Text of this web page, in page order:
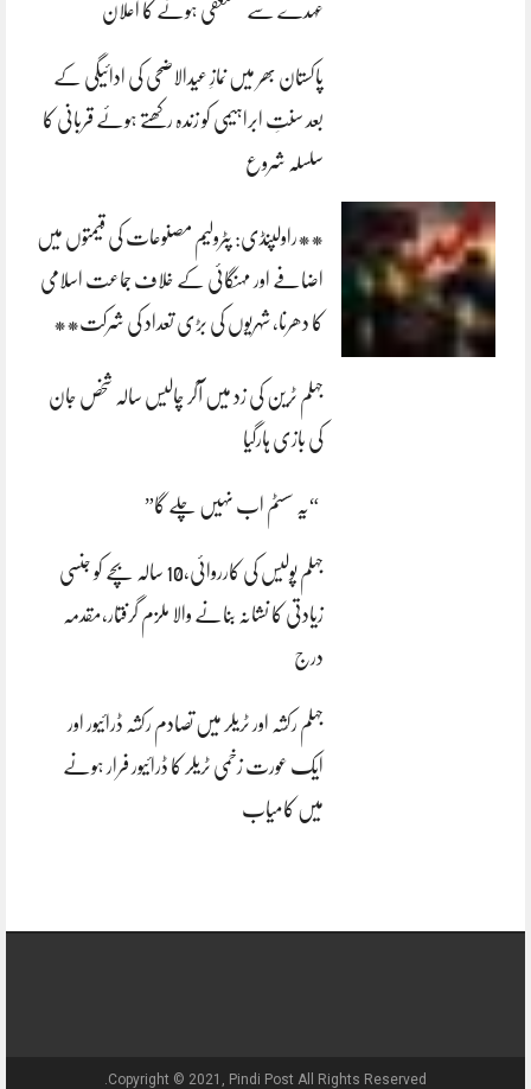
عہدے سے مستعفی ہونے کا اعلان
پاکستان بھر میں نمازِ عیدالاضحی کی ادائیگی کے
بعد سنتِ ابراہیمی کو زندہ رکھتے ہوئے قربانی کا
سلسلہ شروع
**راولپنڈی: پٹرولیم مصنوعات کی قیمتوں میں
اضافے اور مہنگائی کے خلاف جماعت اسلامی
کا دھرنا، شہریوں کی بڑی تعداد کی شرکت**
جہلم ٹرین کی زد میں آکر چالیس سالہ شخص جان
کی بازی ہارگیا
“یہ سسٹم اب نہیں چلے گا”
جہلم پولیس کی کارروائی،10 سالہ بچے کو جنسی
زیادتی کا نشانہ بنانے والا ملزم گرفتار،مقدمہ
درج
جہلم رکشہ اور ٹریلر میں تصادم رکشہ ڈرائیور اور
ایک عورت زخمی ٹریلر کا ڈرائیور فرار ہونے
میں کامیاب
Copyright © 2021, Pindi Post All Rights Reserved.